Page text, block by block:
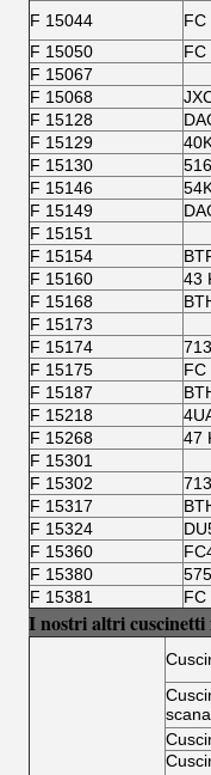
F 15044
FC
F 15050
FC
F 15067
F 15068
F 15128
F 15129
F 15130
F 15146
F 15149
F 15151
F 15154
F 15160
43
F 15168
F 15173
F 15174
F 15175
FC
F 15187
F 15218
F 15268
47
F 15301
F 15302
F 15317
F 15324
F 15360
F 15380
F 15381
FC
I nostri altri cuscinetti